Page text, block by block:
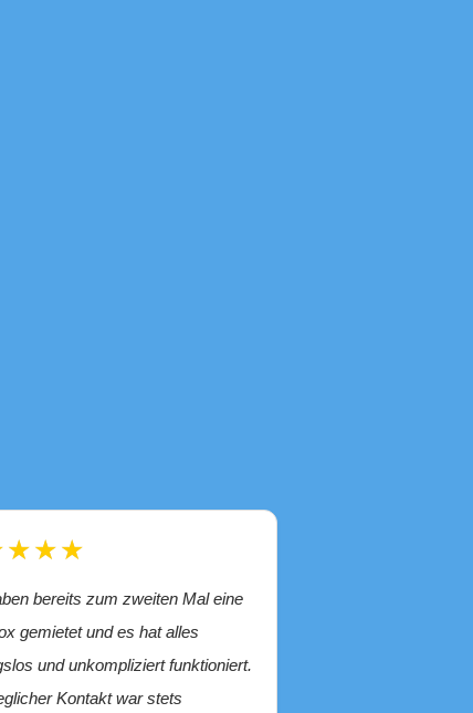
gemietet und es hat alles
und unkompliziert funktioniert.
Kontakt war stets